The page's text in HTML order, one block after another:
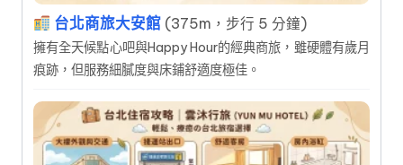
台北商旅大安館 (375m，步行 5 分鐘)
擁有全天候點心吧與Happy Hour的經典商旅，雖硬體有歲月
痕跡，但服務細膩度與床鋪舒適度極佳。